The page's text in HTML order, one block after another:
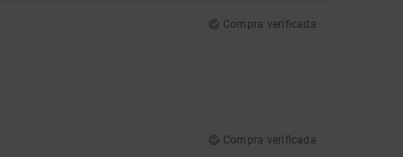
Compra verificada
Compra verificada